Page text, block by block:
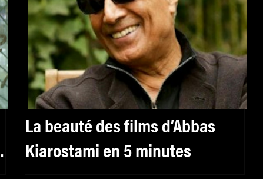
La beauté des films d’Abbas
Kiarostami en 5 minutes